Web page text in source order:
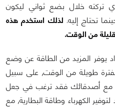
تركته خلال بضع ثواني ليكون
تحتاج إليه. لذلك استخدم هذه
من الوقت.
يوفر المزيد من الطاقة عن وضع
طويلة من الوقت, على سبيل
مع أصدقائك فقد ترغب في جعل
الكهرباء وطاقة البطارية, مع